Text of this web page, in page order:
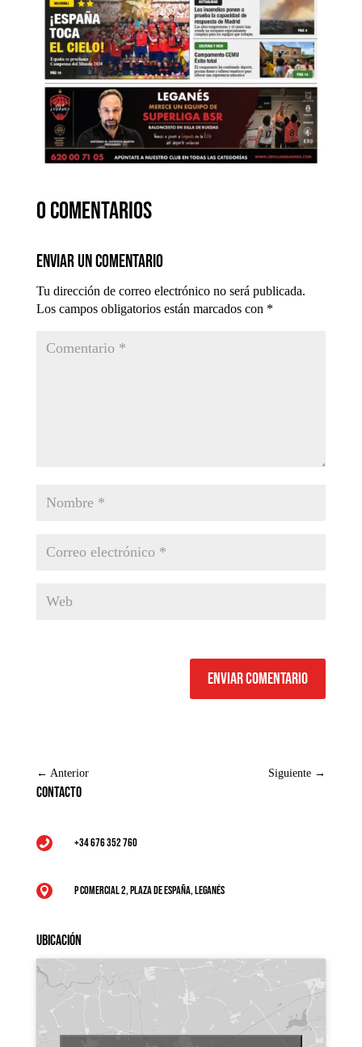
0 comentarios
Enviar un comentario
Tu dirección de correo electrónico no será publicada.
Los campos obligatorios están marcados con *
Enviar comentario
← Anterior Siguiente →
Contacto
 +34 676 352 760
 P Comercial 2, Plaza de España, Leganés
Ubicación